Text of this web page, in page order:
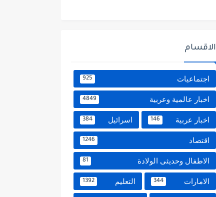
الاقسام
اجتماعيات 925
اخبار عالمية وعربية 4849
اخبار عربية 146 اسرائيل 384
اقتصاد 1246
الاطفال وحديثى الولادة 81
الامارات 344 التعليم 1392